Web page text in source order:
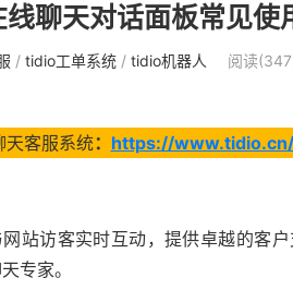
聊天对话面板常见使
/ tidio工单系统/ tidio机器人 阅读
客服系统： https://
站访客实时互动，提供卓越的客
专家。